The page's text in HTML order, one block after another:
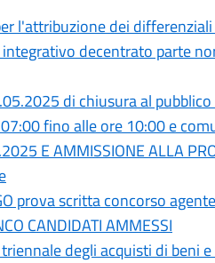
l'attribuzione dei
decentrato parte
di chiusura al
fino alle ore 10:00 e
E AMMISSIONE ALLA
prova scritta concorso
CANDIDATI AMMESSI
degli acquisti di beni